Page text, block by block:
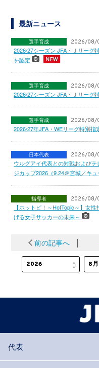
最新ニュース
選手育成 2026/08/
2026/27シーズン JFA・Ｊリーグ
を認定
選手育成 2026/08/
2026/27シーズン JFA・Ｊリーグ
選手育成 2026/08/
2026/27年JFA・WEリーグ特別
日本代表 2026/08/
ウルグアイ代表との対戦および
ジカップ2026（9.24＠宮城／キ
指導者 2026/08/
【ホットピ！～HotTopic～】女
げる女子サッカーの未来～
前の記事へ │
代表